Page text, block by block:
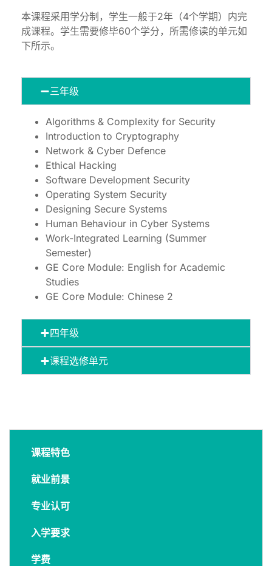
本课程采用学分制，学生一般于2年（4个学期）内完
成课程。学生需要修毕60个学分，所需修读的单元如
下所示。
三年级
Algorithms & Complexity for Security
Introduction to Cryptography
Network & Cyber Defence
Ethical Hacking
Software Development Security
Operating System Security
Designing Secure Systems
Human Behaviour in Cyber Systems
Work-Integrated Learning (Summer
Semester)
GE Core Module: English for Academic
Studies
GE Core Module: Chinese 2
四年级
课程选修单元
课程特色
就业前景
专业认可
入学要求
学费